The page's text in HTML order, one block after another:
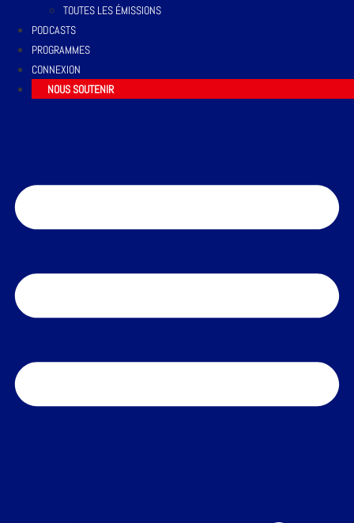
TOUTES LES ÉMISSIONS
PODCASTS
PROGRAMMES
CONNEXION
NOUS SOUTENIR